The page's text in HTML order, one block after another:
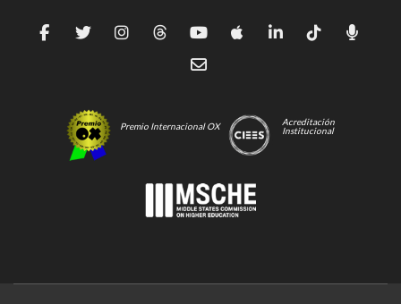
Premio Internacional OX
Acreditación
Institucional